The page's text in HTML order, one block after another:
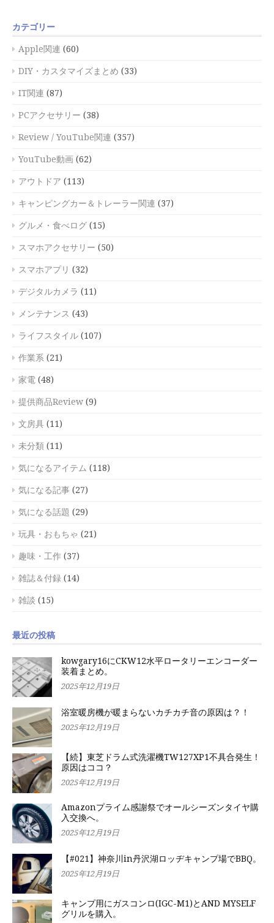
カテゴリー
Apple関連 (60)
DIY・カスタマイズまとめ (33)
IT関連 (87)
PCアクセサリー (38)
Review / YouTube関連 (357)
YouTube動画 (62)
アウトドア (113)
キャンピングカー＆トレーラー関連 (37)
グルメ・食べログ (15)
スマホアクセサリー (50)
スマホアプリ (32)
デジタルカメラ (11)
メンテナンス (43)
ライフスタイル (107)
作業系 (21)
家電 (48)
提供商品Review (9)
文房具 (11)
未分類 (11)
気になるアイテム (118)
気になる記事 (27)
気になる話題 (29)
玩具・おもちゃ (21)
趣味・工作 (37)
雑誌＆付録 (14)
雑談 (15)
最近の投稿
kowgary16にCKW12水平ロータリーエンコーダー
装着まとめ。
2025年12月19日
浴室暖房機が暖まらないカチカチ音の原因は？！
2025年12月19日
【続】東芝ドラム式洗濯機TW127XP1不具合発生！
原因はココ？
2025年12月19日
Amazonプライム感謝祭でオールシーズンタイヤ購
入交換へ。
2025年12月19日
【#021】神奈川in丹沢湖ロッヂキャンプ場でBBQ。
2025年12月19日
キャンプ用にガスコンロ(IGC-M1)とAND MYSELF
グリルを購入。